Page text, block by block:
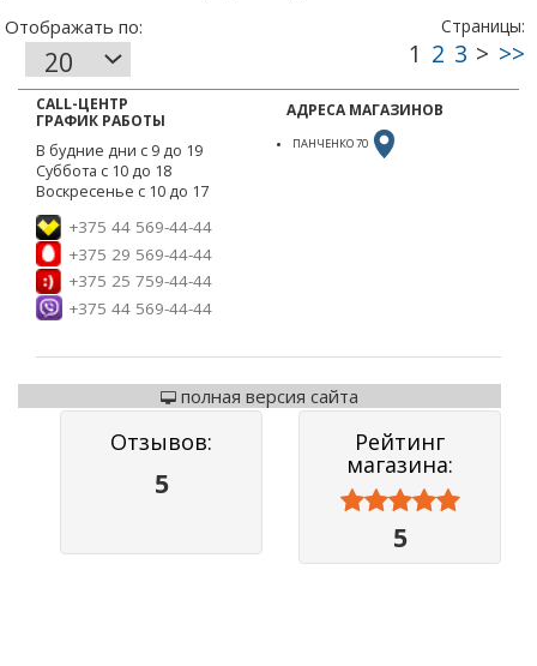
CALL-ЦЕНТР
ГРАФИК РАБОТЫ
В будние дни с 9 до 19
Суббота с 10 до 18
Воскресенье с 10 до 17
+375 44 569-44-44
+375 29 569-44-44
+375 25 759-44-44
+375 44 569-44-44
АДРЕСА МАГАЗИНОВ
ПАНЧЕНКО 70
полная версия сайта
Отзывов:
5
Рейтинг
магазина:



5